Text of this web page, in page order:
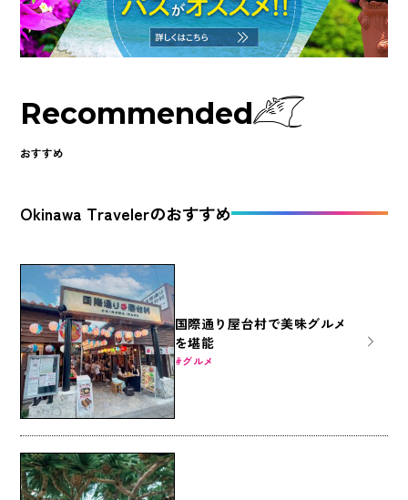
Recommended
おすすめ
Okinawa Travelerのおすすめ
国際通り屋台村で美味グルメ
を堪能
グルメ